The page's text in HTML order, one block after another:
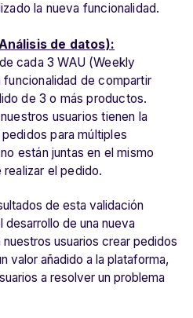
la nueva funcionalidad.
de datos):
cada 3 WAU (Weekly
de compartir
de 3 o más productos.
usuarios tienen la
para múltiples
están juntas en el mismo
realizar el pedido.
de esta validación
de una nueva
usuarios crear pedidos
valor añadido a la plataforma,
a resolver un problema